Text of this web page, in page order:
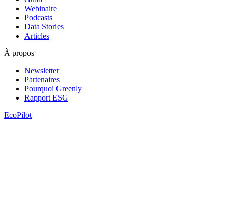
Webinaire
Podcasts
Data Stories
Articles
À propos
Newsletter
Partenaires
Pourquoi Greenly
Rapport ESG
EcoPilot